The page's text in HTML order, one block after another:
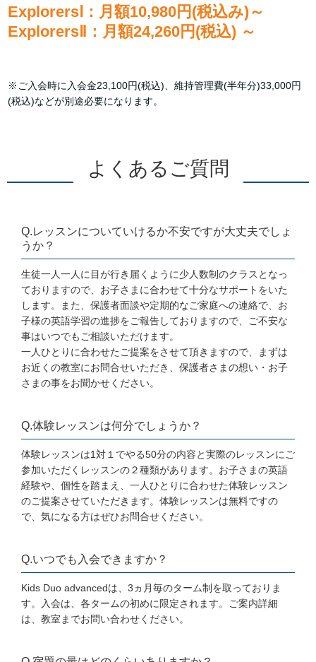
ExplorersⅠ：月額10,980円(税込み)～
ExplorersⅡ：月額24,260円(税込) ～
※ご入会時に入会金23,100円(税込)、維持管理費(半年分)33,000円
(税込)などが別途必要になります。
よくあるご質問
Q.レッスンについていけるか不安ですが大丈夫でしょ
うか？
生徒一人一人に目が行き届くように少人数制のクラスとなっ
ておりますので、お子さまに合わせて十分なサポートをいた
します。また、保護者面談や定期的なご家庭への連絡で、お
子様の英語学習の進捗をご報告しておりますので、ご不安な
事はいつでもご相談いただけます。
一人ひとりに合わせたご提案をさせて頂きますので、まずは
お近くの教室にお問合せいただき、保護者さまの想い・お子
さまの事をお聞かせください。
Q.体験レッスンは何分でしょうか？
体験レッスンは1対１でやる50分の内容と実際のレッスンにご
参加いただくレッスンの２種類があります。お子さまの英語
経験や、個性を踏まえ、一人ひとりに合わせた体験レッスン
のご提案させていただきます。体験レッスンは無料ですの
で、気になる方はぜひお問合せください。
Q.いつでも入会できますか？
Kids Duo advancedは、3ヵ月毎のターム制を取っておりま
す。入会は、各タームの初めに限定されます。ご案内詳細
は、教室までお問い合わせください。